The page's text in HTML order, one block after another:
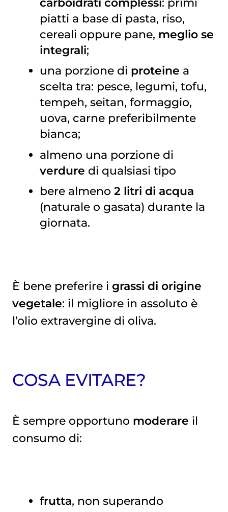
piatti a base di pasta, riso,
cereali oppure pane, meglio se
integrali;
una porzione di proteine a
scelta tra: pesce, legumi, tofu,
tempeh, seitan, formaggio,
uova, carne preferibilmente
bianca;
almeno una porzione di
verdure di qualsiasi tipo
bere almeno 2 litri di acqua
(naturale o gasata) durante la
giornata.
È bene preferire i grassi di origine
vegetale: il migliore in assoluto è
l’olio extravergine di oliva.
COSA EVITARE?
È sempre opportuno moderare il
consumo di:
frutta, non superando